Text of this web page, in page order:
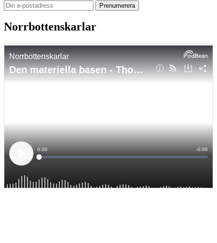
Norrbottenskarlar